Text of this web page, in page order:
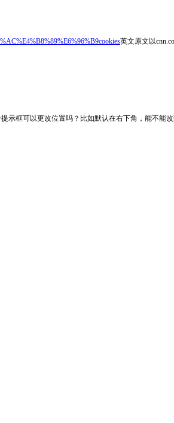
英文原文以
示框可以更改位置吗？比如默认在右下角，能不能